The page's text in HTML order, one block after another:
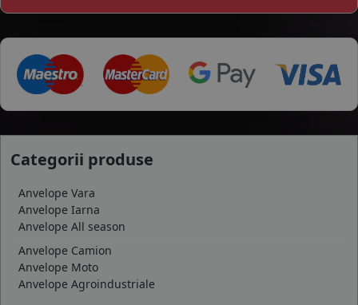
Categorii produse
Anvelope Vara
Anvelope Iarna
Anvelope All season
Anvelope Camion
Anvelope Moto
Anvelope Agroindustriale